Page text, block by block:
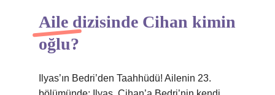
Aile dizisinde Cihan kimin
oğlu?
Ilyas’ın Bedri’den Taahhüdü! Ailenin 23.